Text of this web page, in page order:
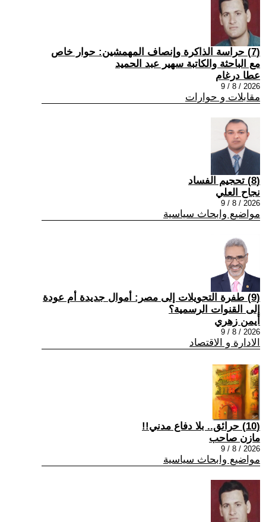
(7) حراسة الذاكرة وإنصاف المهمشين: حوار خاص
مع الباحثة والكاتبة سهير عبد الحميد
عطا درغام
2026 / 8 / 9
مقابلات و حوارات
(8) تحجيم الفساد
نجاح العلي
2026 / 8 / 9
مواضيع وابحاث سياسية
(9) طفرة التحويلات إلى مصر: أموال جديدة أم عودة
إلى القنوات الرسمية؟
أيمن زهري
2026 / 8 / 9
الادارة و الاقتصاد
(10) حرائق.. بلا دفاع مدني!!
مازن صاحب
2026 / 8 / 9
مواضيع وابحاث سياسية